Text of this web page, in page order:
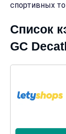
спортивных
Список
GC